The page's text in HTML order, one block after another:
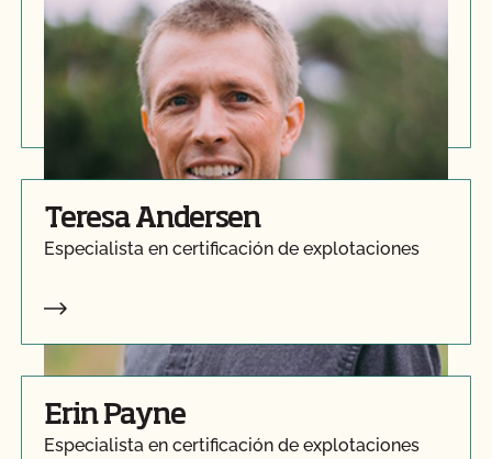
Drake Bialecki
Especialista superior en certificación agrícola
Teresa Andersen
Especialista en certificación de explotaciones
Erin Payne
Especialista en certificación de explotaciones